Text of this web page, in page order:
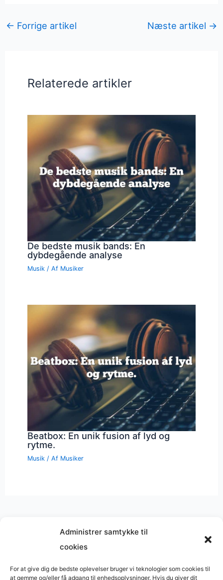
Administrer samtykke til
cookies
For at give dig de bedste oplevelser bruger vi teknologier som cookies til
at gemme og/eller få adgang til enhedsoplysninger. Hvis du giver dit
← Forrige artikel Næste artikel →
Relaterede artikler
De bedste musik bands: En
dybdegående analyse
Musik / Af Musiker
Beatbox: En unik fusion af lyd og
rytme.
Musik / Af Musiker
Musik på
Copyright © 2026 BasimWorld